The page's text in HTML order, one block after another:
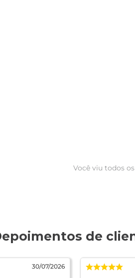
Você viu todos os
30/07/2026